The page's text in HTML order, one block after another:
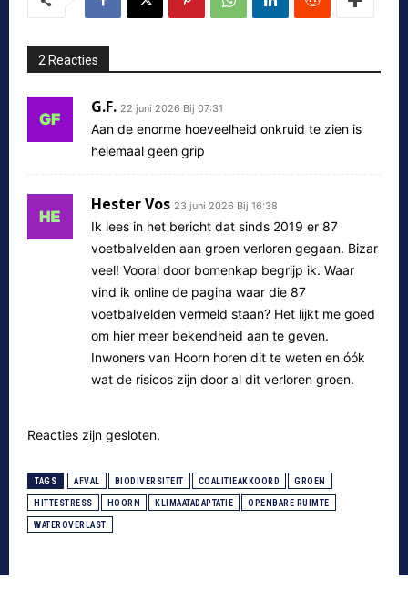
2 Reacties
G.F. 22 juni 2026 Bij 07:31
Aan de enorme hoeveelheid onkruid te zien is
helemaal geen grip
Hester Vos 23 juni 2026 Bij 16:38
Ik lees in het bericht dat sinds 2019 er 87
voetbalvelden aan groen verloren gegaan. Bizar
veel! Vooral door bomenkap begrijp ik. Waar
vind ik online de pagina waar die 87
voetbalvelden vermeld staan? Het lijkt me goed
om hier meer bekendheid aan te geven.
Inwoners van Hoorn horen dit te weten en óók
wat de risicos zijn door al dit verloren groen.
Reacties zijn gesloten.
TAGS AFVAL BIODIVERSITEIT COALITIEAKKOORD GROEN
HITTESTRESS HOORN KLIMAATADAPTATIE OPENBARE RUIMTE
WATEROVERLAST